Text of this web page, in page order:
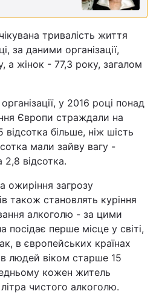
тривалість життя
за даними організації,
а жінок - 77,3 року, загалом
у 2016 році понад
Європи страждали на
більше, ніж шість
мали зайву вагу -
відсотка.
ожиріння загрозу
також становлять куріння
алкоголю - за цими
посідає перше місце у світі,
в європейських країнах
людей віком старше 15
кожен житель
чистого алкоголю.